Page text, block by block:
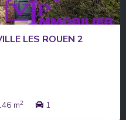
LES ROUEN 2
m2 1